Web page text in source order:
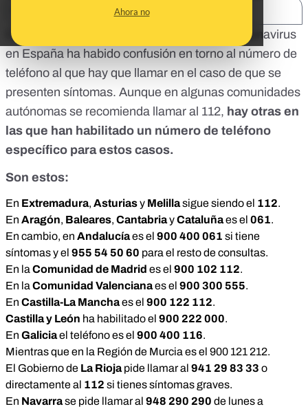
Ahora no
Con el aumento de casos por contagio de coronavirus
en España ha habido confusión en torno al número de
teléfono al que hay que llamar en el caso de que se
presenten síntomas. Aunque en algunas comunidades
autónomas se recomienda llamar al 112, hay otras en
las que han habilitado un número de teléfono
específico para estos casos.
Son estos:
En Extremadura, Asturiasy Melillasigue siendo el 112.
En Aragón, Baleares, CantabriayCataluñaes el 061.
En cambio, en Andalucíaes el 900 400 061 si tiene
síntomas y el 955 54 50 60 para el resto de consultas.
En la Comunidad de Madrid es el 900 102 112.
En la Comunidad Valencianaes el 900 300 555.
En Castilla-La Manchaes el 900 122 112.
Castilla y León ha habilitado el 900 222 000.
En Galiciael teléfono es el 900 400 116.
Mientras que en la Región de Murcia es el 900 121 212.
El Gobierno de La Riojapide llamar al 941 29 83 33 o
directamente al 112 si tienes síntomas graves.
En Navarrase pide llamar al 948 290 290 de lunes a